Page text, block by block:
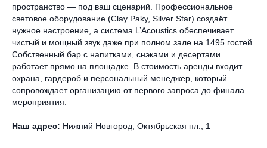
пространство — под ваш сценарий. Профессиональное
световое оборудование (Clay Paky, Silver Star) создаёт
нужное настроение, а система L’Acoustics обеспечивает
чистый и мощный звук даже при полном зале на 1495 гостей.
Собственный бар с напитками, снэками и десертами
работает прямо на площадке. В стоимость аренды входит
охрана, гардероб и персональный менеджер, который
сопровождает организацию от первого запроса до финала
мероприятия.
Наш адрес: Нижний Новгород, Октябрьская пл., 1